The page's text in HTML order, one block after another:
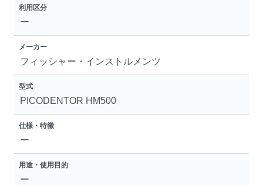
利用区分
ー
メーカー
フィッシャー・インストルメンツ
型式
PICODENTOR HM500
仕様・特徴
ー
用途・使用目的
ー